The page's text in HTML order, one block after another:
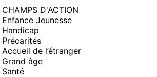
CHAMPS D'ACTION
Enfance Jeunesse
Handicap
Précarités
Accueil de l’étranger
Grand âge
Santé